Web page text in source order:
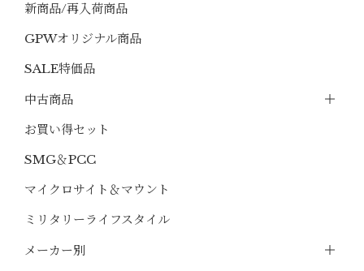
新商品/再入荷商品
GPWオリジナル商品
SALE特価品
中古商品
お買い得セット
SMG＆PCC
マイクロサイト＆マウント
ミリタリーライフスタイル
メーカー別